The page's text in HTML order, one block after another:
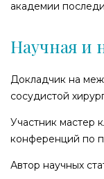
академии
Научная и
Докладчик на
сосудистой
Участник мастер
конференций по
Автор научных